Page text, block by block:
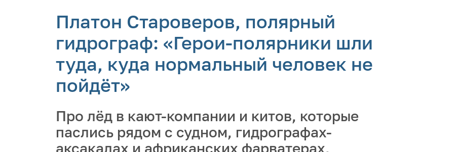
Платон Староверов, полярный
гидрограф: «Герои-полярники шли
туда, куда нормальный человек не
пойдёт»
Про лёд в кают-компании и китов, которые
паслись рядом с судном, гидрографах-
аксакалах и африканских фарватерах,